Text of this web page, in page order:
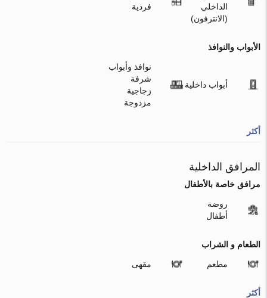
الداخلي
(الانترفون)
فردية
الأبواب والنوافذ
أبواب داخلية
نوافذ وأبواب
شرفة
زجاجية
مزدوجة
أكثر
المرافق الداخلية
مرافق خاصة بالأطفال
روضة
أطفال
الطعام و الشراب
مطعم مقهى
أكثر